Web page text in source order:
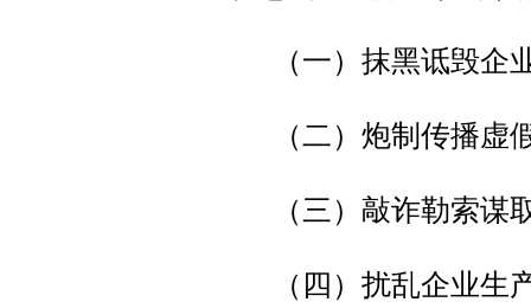
（一）抹黑诋毁企
（二）炮制传播虚
（三）敲诈勒索谋
（四）扰乱企业生